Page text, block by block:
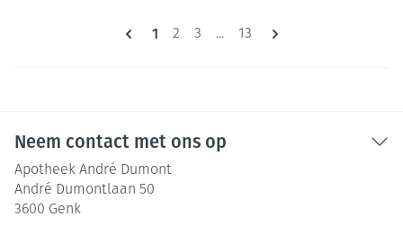
Pagina's
U lees momenteel pagina
1 Pagina
2 Pagina
3 ... Pagina
13
Neem contact met ons op
Apotheek André Dumont
André Dumontlaan 50
3600 Genk